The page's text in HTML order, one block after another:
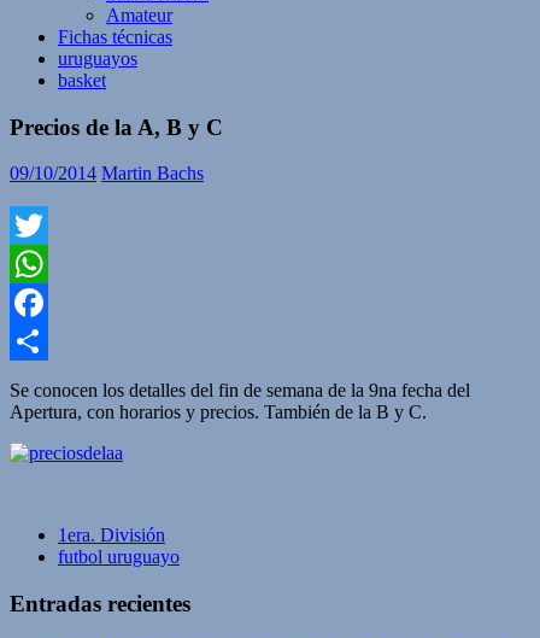
Amateur
Fichas técnicas
uruguayos
basket
Precios de la A, B y C
09/10/2014 Martin Bachs
Twitter
WhatsApp
Facebook
Compartir
Se conocen los detalles del fin de semana de la 9na fecha del
Apertura, con horarios y precios. También de la B y C.
1era. División
futbol uruguayo
Entradas recientes